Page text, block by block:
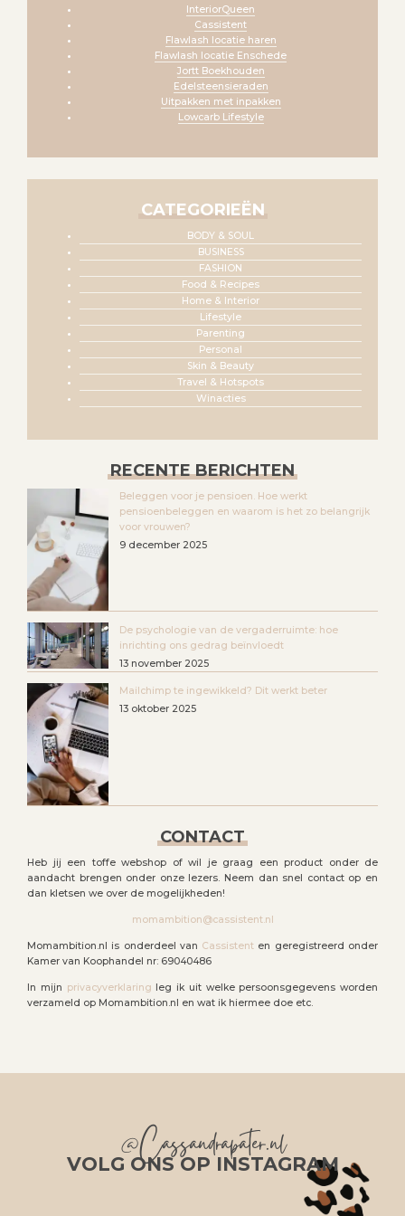
InteriorQueen
Cassistent
Flawlash locatie haren
Flawlash locatie Enschede
Jortt Boekhouden
Edelsteensieraden
Uitpakken met inpakken
Lowcarb Lifestyle
CATEGORIEËN
BODY & SOUL
BUSINESS
FASHION
Food & Recipes
Home & Interior
Lifestyle
Parenting
Personal
Skin & Beauty
Travel & Hotspots
Winacties
RECENTE BERICHTEN
Beleggen voor je pensioen. Hoe werkt
pensioenbeleggen en waarom is het zo belangrijk
voor vrouwen?
9 december 2025
De psychologie van de vergaderruimte: hoe
inrichting ons gedrag beïnvloedt
13 november 2025
Mailchimp te ingewikkeld? Dit werkt beter
13 oktober 2025
CONTACT
Heb jij een toffe webshop of wil je graag een product onder de
aandacht brengen onder onze lezers. Neem dan snel contact op en
dan kletsen we over de mogelijkheden!
momambition@cassistent.nl
Momambition.nl is onderdeel van Cassistent en geregistreerd onder
Kamer van Koophandel nr: 69040486
In mijn privacyverklaring leg ik uit welke persoonsgegevens worden
verzameld op Momambition.nl en wat ik hiermee doe etc.
@Cassandrapater.nl
VOLG ONS OP INSTAGRAM